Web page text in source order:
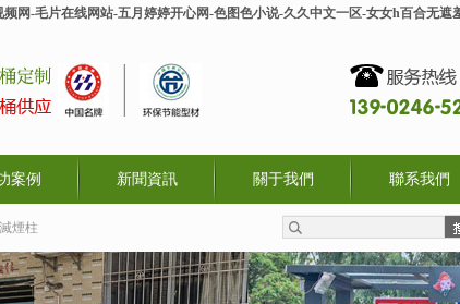
网-毛片在线网站-五月婷婷开心网-色图色小说-久久中文一区-女女h百合无遮
案例 新聞資訊 關于我們 聯系我們
煙柱